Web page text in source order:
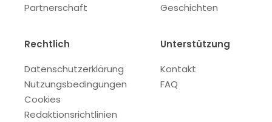
Partnerschaft
Geschichten
Rechtlich
Datenschutzerklärung
Nutzungsbedingungen
Cookies
Redaktionsrichtlinien
Unterstützung
Kontakt
FAQ